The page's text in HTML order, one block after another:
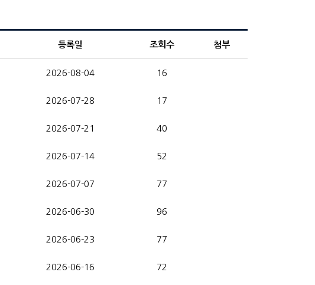
등록일 조회수 첨부
2026-08-04 16
2026-07-28 17
2026-07-21 40
2026-07-14 52
2026-07-07 77
2026-06-30 96
2026-06-23 77
2026-06-16 72